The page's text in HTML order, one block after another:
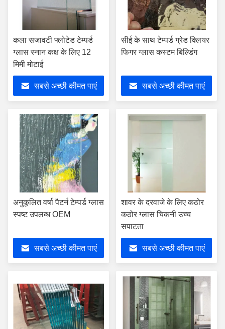
कला सजावटी फ्लोटेड टेम्पर्ड
ग्लास स्नान कक्ष के लिए 12
मिमी मोटाई
सबसे अच्छी कीमत पाएं
सीई के साथ टेम्पर्ड ग्रेड क्लियर
फिगर ग्लास कस्टम बिल्डिंग
सबसे अच्छी कीमत पाएं
अनुकूलित वर्षा पैटर्न टेम्पर्ड ग्लास
स्पष्ट उपलब्ध OEM
सबसे अच्छी कीमत पाएं
शावर के दरवाजे के लिए कठोर
कठोर ग्लास चिकनी उच्च
सपाटता
सबसे अच्छी कीमत पाएं